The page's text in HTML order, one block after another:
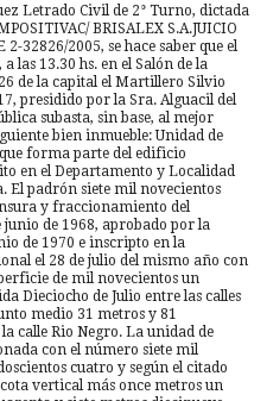
Letrado Civil de 2° Turno, dictada
BRISALEX S.A.JUICIO
2-32826/2005, se hace saber que el
las 13.30 hs. en el Salón de la
de la capital el Martillero Silvio
presidido por la Sra. Alguacil del
subasta, sin base, al mejor
bien inmueble: Unidad de
forma parte del edificio
en el Departamento y Localidad
El padrón siete mil novecientos
y fraccionamiento del
de 1968, aprobado por la
de 1970 e inscripto en la
el 28 de julio del mismo año con
de mil novecientos un
Dieciocho de Julio entre las calles
medio 31 metros y 81
calle Rio Negro. La unidad de
con el número siete mil
cuatro y según el citado
vertical más once metros un